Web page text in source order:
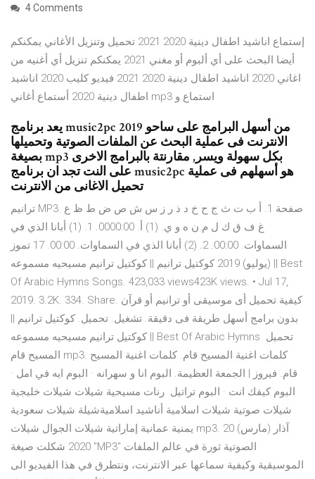
4 Comments
إستماع اناشيد اطفال دينية 2020 2021 تحميل وتنزيل الأغاني يمكنكم
أيضا البحث على أي ألبوم أو مغني 2021 يمكنكم تنزيل أي أغنيه من
اغاني 2020 اناشيد اطفال دينية 2020 2021 فيديو كليب 2020 اناشيد
اطفال دينية 2020 أستماع أغاني mp3 استماع و
يعد برنامج music2pc 2019 من أسهل البرامج على ساحو
الانترنت فى عملية البحث عن الملفات الصوتية وتحميلها
بصيغة mp3 بكل سهولة ويسر, مقارنتة بالبرامج الاخرى
على النت تجد ان برنامج music2pc هو أسهلهم فى عملية
تحميل الاغانى من الانترنت
ترانيم MP3. صفحة 1. أ ب ت ث ج ح خ د ذ ر ز س ش ص ض ط ظ ع
غ ف ق ك ل م ن ه و ي. (1) أ. 0000:00. 1. (1) أبانا الذي في
السماوات. 00:00. 2. (2) أبانا الذي في السماوات. 00:00. 17 تموز
(يوليو) 2019 كوكتيل ترانيم || كوكتيل ترانيم مسيحيه مسموعه || Best
Of Arabic Hymns Songs. 423,033 views423K views. • Jul 17,
2019. 3.2K. 334. Share. كيفية تحميل أى موسيقى أو ترانيم أو قرآن
بدون برامج أسهل طريقة فى دقيقة. تشغيل. تحميل. كوكتيل ترانيم ||
كوكتيل ترانيم مسيحيه مسموعه || Best Of Arabic Hymns تحميل
المسيح قام mp3. كلمات اغنية المسيح قام. كلمات اغنية المسيح
قام. فيروز | الجمعة العظيمة. البوم انا و سهرانه · البوم ايه في امل ·
البوم كيفك انت · البوم تراتيل رنات مسيحية شيلات شيلات خليجية
شيلات صوتية شيلات اسلامية أناشيد اسلاميةشيلة شيلات سعودية
يمنية عمانية إماراتية شيلات الجوال شيلات mp3. 20 آذار (مارس)
2020 شكلت صيغة "MP3" الصوتية ثورة في عالم الملفات
الموسيقية وكيفية سماعها عبر الانترنت، ونتطرق في هذا الفيديو الى